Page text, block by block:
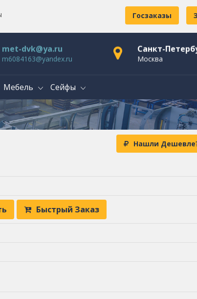
Госзаказы
met-dvk@ya.ru
m6084163@yandex.ru
Санкт-
Москва
Мебель Сейфы
Нашли
Быстрый Заказ